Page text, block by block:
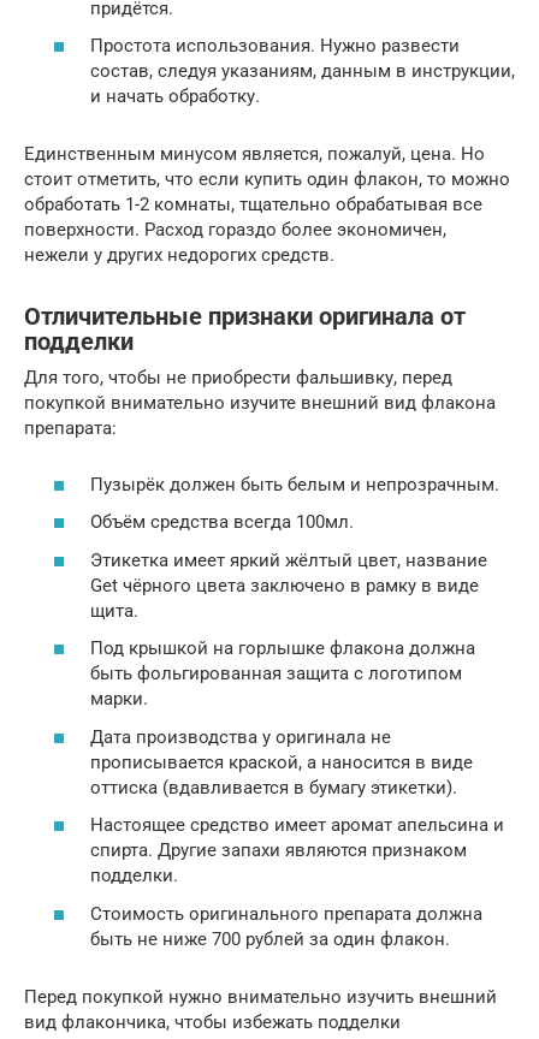
придётся.
Простота использования. Нужно развести
состав, следуя указаниям, данным в инструкции,
и начать обработку.
Единственным минусом является, пожалуй, цена. Но
стоит отметить, что если купить один флакон, то можно
обработать 1-2 комнаты, тщательно обрабатывая все
поверхности. Расход гораздо более экономичен,
нежели у других недорогих средств.
Отличительные признаки оригинала от
подделки
Для того, чтобы не приобрести фальшивку, перед
покупкой внимательно изучите внешний вид флакона
препарата:
Пузырёк должен быть белым и непрозрачным.
Объём средства всегда 100мл.
Этикетка имеет яркий жёлтый цвет, название
Get чёрного цвета заключено в рамку в виде
щита.
Под крышкой на горлышке флакона должна
быть фольгированная защита с логотипом
марки.
Дата производства у оригинала не
прописывается краской, а наносится в виде
оттиска (вдавливается в бумагу этикетки).
Настоящее средство имеет аромат апельсина и
спирта. Другие запахи являются признаком
подделки.
Стоимость оригинального препарата должна
быть не ниже 700 рублей за один флакон.
Перед покупкой нужно внимательно изучить внешний
вид флакончика, чтобы избежать подделки